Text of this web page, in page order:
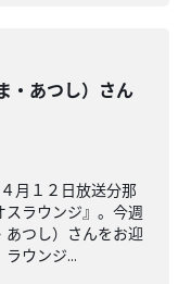
・あつし）さん
月１２日放送分那
ラウンジ』。今週
つし）さんをお迎
ウンジ...